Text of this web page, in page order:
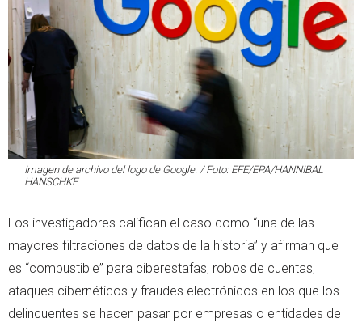
Imagen de archivo del logo de Google. / Foto: EFE/EPA/HANNIBAL
HANSCHKE.
Los investigadores califican el caso como “una de las
mayores filtraciones de datos de la historia” y afirman que
es “combustible” para ciberestafas, robos de cuentas,
ataques cibernéticos y fraudes electrónicos en los que los
delincuentes se hacen pasar por empresas o entidades de